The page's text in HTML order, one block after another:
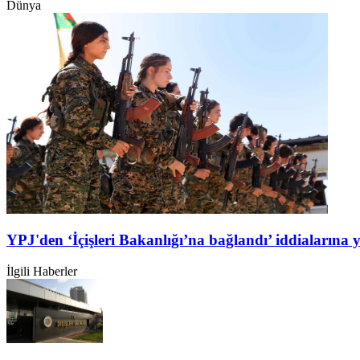
Dünya
YPJ'den ‘İçişleri Bakanlığı’na bağlandı’ iddialarına
İlgili Haberler